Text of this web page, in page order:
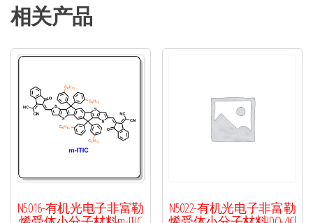
子
材
料
eC9,2598965-
39-
相关产品
N5016-有机光电子非富勒 N5022-有机光电子非富勒